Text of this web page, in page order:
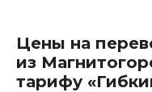
Цены на
из
тарифу